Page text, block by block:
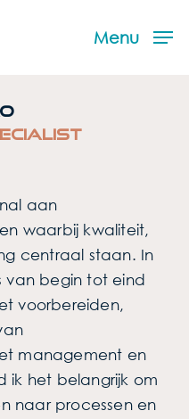
Menu
aan
waarbij kwaliteit,
centraal staan. In
van begin tot eind
voorbereiden,
management en
ik het belangrijk om
naar processen en